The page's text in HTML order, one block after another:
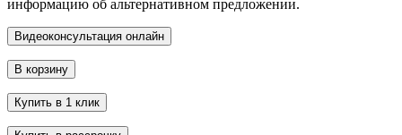
информацию об альтернативном предложении.